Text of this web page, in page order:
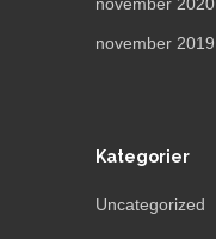
november 2019
Kategorier
Uncategorized